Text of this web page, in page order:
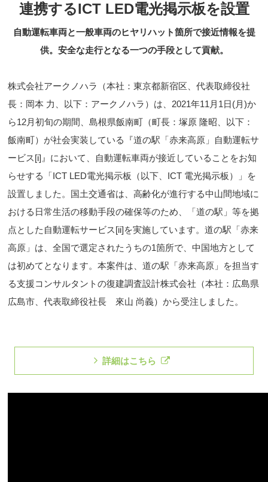
連携するICT LED電光掲示板を設置
自動運転車両と一般車両のヒヤリハット箇所で接近情報を提
供。安全な走行となる一つの手段として貢献。
株式会社アークノハラ（本社：東京都新宿区、代表取締役社
長：岡本 力、以下：アークノハラ）は、2021年11月1日(月)か
ら12月初旬の期間、島根県飯南町（町長：塚原 隆昭、以下：
飯南町）が社会実装している『道の駅「赤来高原」自動運転サ
ービス[i] 』において、自動運転車両が接近していることをお知
らせする「ICT LED電光掲示板（以下、ICT 電光掲示板）」を
設置しました。国土交通省は、高齢化が進行する中山間地域に
おける日常生活の移動手段の確保等のため、「道の駅」等を拠
点とした自動運転サービス[ii]を実施しています。道の駅「赤来
高原」は、全国で選定されたうちの1箇所で、中国地方として
は初めてとなります。本案件は、道の駅「赤来高原」を担当す
る支援コンサルタントの復建調査設計株式会社（本社：広島県
広島市、代表取締役社長 來山 尚義）から受注しました。
詳細はこちら